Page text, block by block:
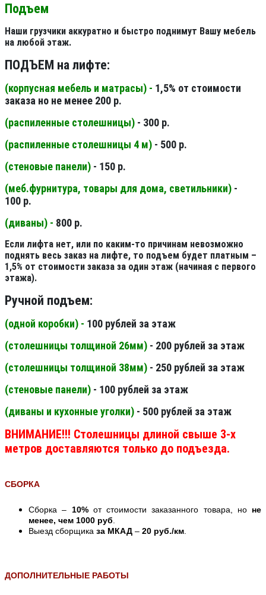
Подъем
Наши грузчики аккуратно и быстро поднимут Вашу мебель
на любой этаж.
ПОДЪЕМ на лифте:
(корпусная мебель и матрасы) - 1,5% от стоимости
заказа но не менее 200 р.
(распиленные столешницы) - 300 р.
(распиленные столешницы 4 м) - 500 р.
(стеновые панели) - 150 р.
(меб.фурнитура, товары для дома, светильники) -
100 р.
(диваны) - 800 р.
Если лифта нет, или по каким-то причинам невозможно
поднять весь заказ на лифте, то подъем будет платным –
1,5% от стоимости заказа за один этаж (начиная с первого
этажа).
Ручной подъем:
(одной коробки) - 100 рублей за этаж
(столешницы толщиной 26мм) - 200 рублей за этаж
(столешницы толщиной 38мм) - 250 рублей за этаж
(стеновые панели) - 100 рублей за этаж
(диваны и кухонные уголки) - 500 рублей за этаж
ВНИМАНИЕ!!! Столешницы длиной свыше 3-х
метров доставляются только до подъезда.
СБОРКА
Сборка – 10%от стоимости заказанного товара, но не
менее, чем 1000 руб
Выезд сборщика за МКАД – 20 руб./км
ДОПОЛНИТЕЛЬНЫЕ РАБОТЫ